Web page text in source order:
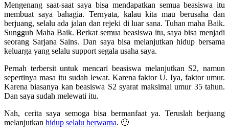
Mengenang saat-saat saya bisa mendapatkan semua beasiswa itu
membuat saya bahagia. Ternyata, kalau kita mau berusaha dan
berjuang, selalu ada jalan dan rejeki di luar sana. Tuhan maha Baik.
Sungguh Maha Baik. Berkat semua beasiswa itu, saya bisa menjadi
seorang Sarjana Sains. Dan saya bisa melanjutkan hidup bersama
keluarga yang selalu support segala usaha saya.
Pernah terbersit untuk mencari beasiswa melanjutkan S2, namun
sepertinya masa itu sudah lewat. Karena faktor U. Iya, faktor umur.
Karena biasanya kan beasiswa S2 syarat maksimal umur 35 tahun.
Dan saya sudah melewati itu.
Nah, cerita saya semoga bisa bermanfaat ya. Teruslah berjuang
melanjutkan hidup selalu berwarna. 🙂